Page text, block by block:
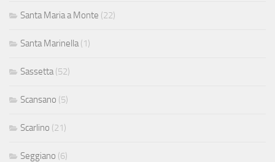
Santa Maria a Monte (22)
Santa Marinella (1)
Sassetta (52)
Scansano (5)
Scarlino (21)
Seggiano (6)